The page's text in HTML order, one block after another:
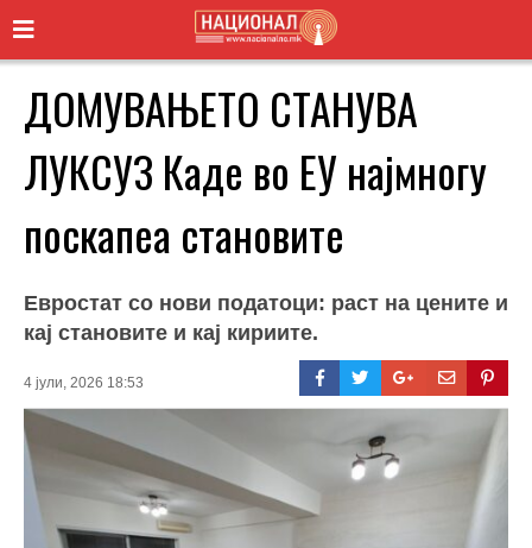
ДОМУВАЊЕТО СТАНУВА
ЛУКСУЗ Каде во ЕУ најмногу
поскапеа становите
Евростат со нови податоци: раст на цените и
кај становите и кај кириите.
4 јули, 2026 18:53